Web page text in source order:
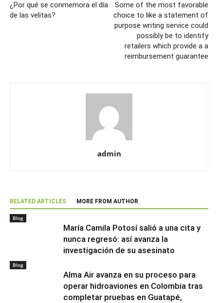
¿Por qué se conmemora el día
de las velitas?
Some of the most favorable
choice to like a statement of
purpose writing service could
possibly be to identify
retailers which provide a a
reimbursement guarantee
admin
RELATED ARTICLES MORE FROM AUTHOR
Blog
María Camila Potosí salió a una cita y
nunca regresó: así avanza la
investigación de su asesinato
Blog
Alma Air avanza en su proceso para
operar hidroaviones en Colombia tras
completar pruebas en Guatapé,